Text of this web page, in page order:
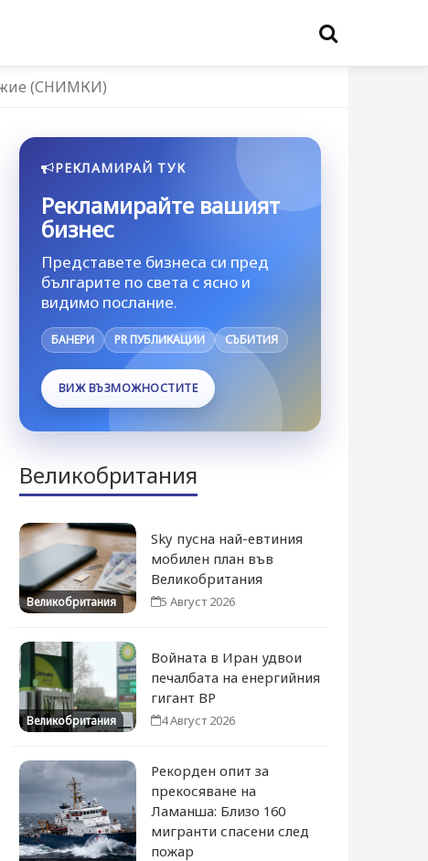
(СНИМКИ)
РЕКЛАМИРАЙ ТУК
Рекламирайте вашият
бизнес
Представете бизнеса си пред
българите по света с ясно и
видимо послание.
БАНЕРИ PR ПУБЛИКАЦИИ СЪБИТИЯ
ВИЖ ВЪЗМОЖНОСТИТЕ
Великобритания
Великобритания
Sky пусна най-евтиния
мобилен план във
Великобритания
5 Август 2026
Великобритания
Войната в Иран удвои
печалбата на енергийния
гигант BP
4 Август 2026
Рекорден опит за
прекосяване на
Ламанша: Близо 160
мигранти спасени след
пожар